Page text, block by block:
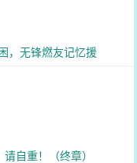
，无锋燃友记忆援
自重！（终章）